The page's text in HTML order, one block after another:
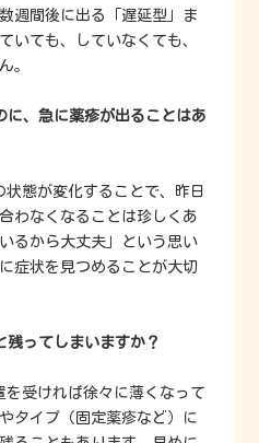
週間後に出る「遅延型」ま
いても、していなくても、
。
、急に薬疹が出ることはあ
態が変化することで、昨日
わなくなることは珍しくあ
るから大丈夫」という思い
症状を見つめることが大切
ってしまいますか？
受ければ徐々に薄くなって
タイプ（固定薬疹など）に